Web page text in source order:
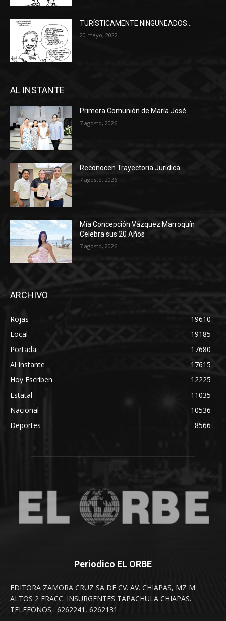
TURÍSTICAMENTE NINGUNEADOS…
20 mayo, 2022
AL INSTANTE
Primera Comunión de María José
7 agosto, 2026
Reconocen Trayectoria Jurídica
7 agosto, 2026
Mía Concepción Vázquez Marroquín
Celebra sus 20 Años
7 agosto, 2026
ARCHIVO
Rojas
19610
Local
19185
Portada
17680
Al Instante
17615
Hoy Escriben
12225
Estatal
11035
Nacional
10536
Deportes
8566
Periodico EL ORBE
EDITORA ZAMORA CRUZ SA DE CV. AV. CHIAPAS, MZ M
ALTOS 2 FRACC. INSURGENTES TAPACHULA CHIAPAS.
TELEFONOS . 6262241, 6262131